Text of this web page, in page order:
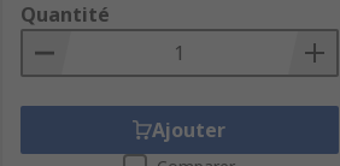
Quantité
Ajouter